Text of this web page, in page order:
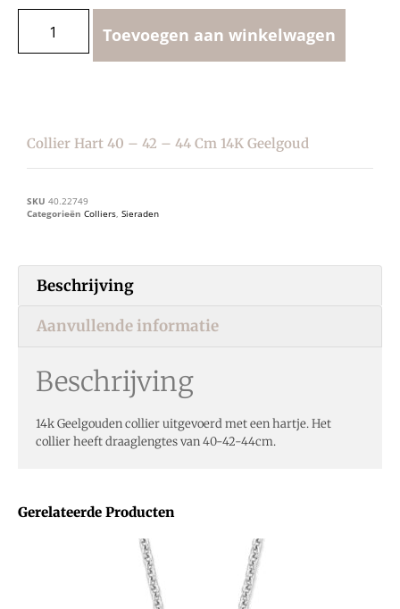
Toevoegen aan winkelwagen
Gerelateerde Producten
Collier Hart 40 – 42 – 44 Cm 14K Geelgoud
SKU 40.22749
Categorieën Colliers, Sieraden
Beschrijving
Aanvullende informatie
Beschrijving
14k Geelgouden collier uitgevoerd met een hartje. Het
collier heeft draaglengtes van 40-42-44cm.